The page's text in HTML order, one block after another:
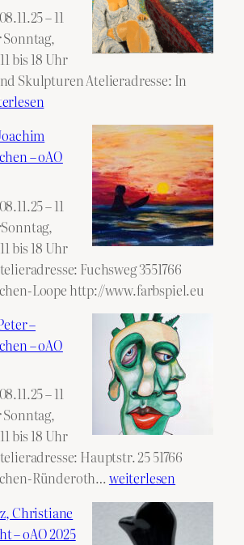
oAO
– 11
Sonntag,
bis 18 Uhr
Skulpturen Atelieradresse: In
– oAO
– 11
bis 18 Uhr
Fuchsweg 3551766
Loope http://www.farbspiel.eu
–
– oAO
– 11
Sonntag,
bis 18 Uhr
Hauptstr. 25 51766
Ründeroth… 17.
Leins,
Peter
weiterlesen
Christiane
– oAO 2025